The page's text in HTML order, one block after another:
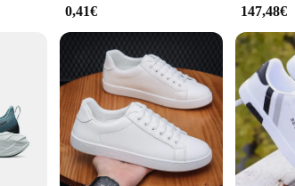
Whether you're looking to set up a new
your customers, catering to the needs of both athletes
0,41€ 147,48€